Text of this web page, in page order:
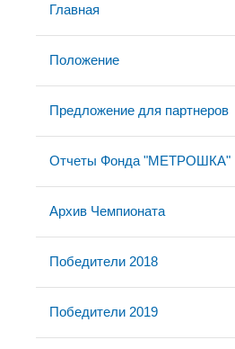
Главная
Положение
Предложение для партнеров
Отчеты Фонда "МЕТРОШКА"
Архив Чемпионата
Победители 2018
Победители 2019